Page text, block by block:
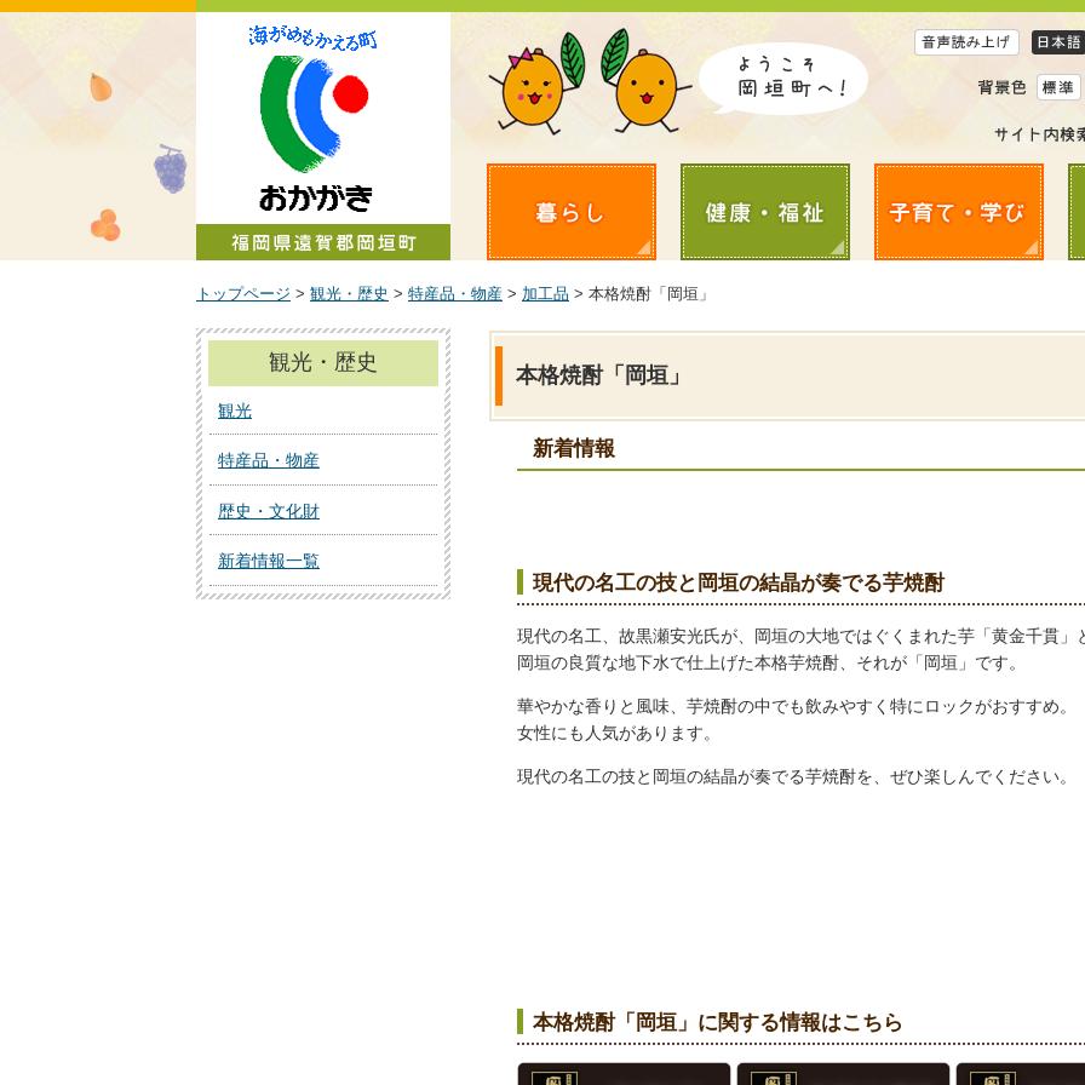
トップページ > 観光・歴史 > 特産品・物産 > 加工品 > 本格焼酎「岡垣」
本格焼酎「岡垣」
新着情報
現代の名工の技と岡垣の結晶が奏でる芋焼酎
現代の名工、故黒瀬安光氏が、岡垣の大地ではぐくまれた芋「黄金千貫」
岡垣の良質な地下水で仕上げた本格芋焼酎、それが「岡垣」です。
華やかな香りと風味、芋焼酎の中でも飲みやすく特にロックがおすすめ。
女性にも人気があります。
現代の名工の技と岡垣の結晶が奏でる芋焼酎を、ぜひ楽しんでください。
本格焼酎「岡垣」に関する情報はこちら
観光・歴史
観光
特産品・物産
歴史・文化財
新着情報一覧